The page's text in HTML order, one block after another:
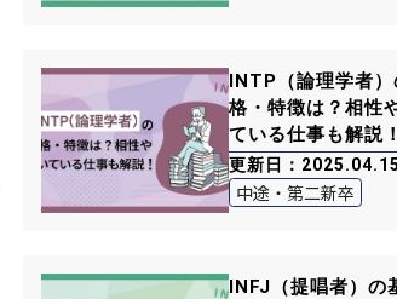
INTP（論理学者）
格・特徴は？相性
ている仕事も解説！
更新日：2025.04.15
中途・第二新卒
INFJ（提唱者）の